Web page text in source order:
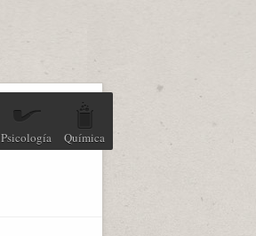
Psicología Química